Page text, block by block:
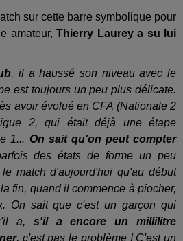
sur cette barre symbolique pour
amateur, Thierry Laurey a su lui
, il a haussé son niveau avec le
est toujours un peu plus délicate.
avoir évolué en CFA (Nationale 2
2, qui était déjà une étape
1... On sait qu'on peut compter
des états de forme un peu
match d'aujourd'hui qu'au début
fin, quand il commence à piocher,
On sait que c'est un garçon qui
a, s'il a encore un millilitre
, c'est pas le problème ! C'est un